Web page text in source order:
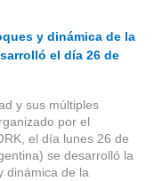
y dinámica de la
el día 26 de
y sus múltiples
por el
el día lunes 26 de
se desarrolló la
dinámica de la